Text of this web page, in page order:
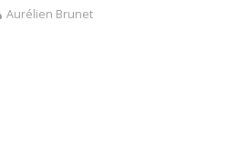
Aurélien Brunet